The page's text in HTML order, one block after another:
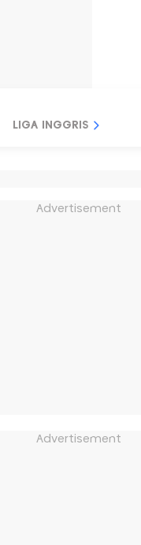
LIGA INGGRIS
Advertisement
Advertisement